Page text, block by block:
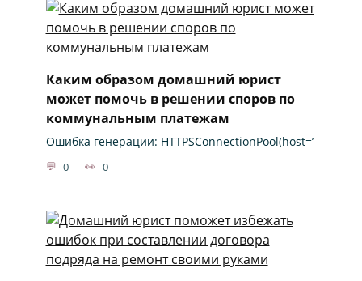
Каким образом домашний юрист
может помочь в решении споров по
коммунальным платежам
Ошибка генерации: HTTPSConnectionPool(host=’
0 0